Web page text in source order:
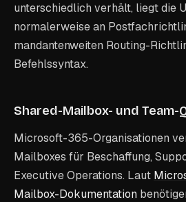
unterschiedlich verhält, liegt die
normalerweise an
mandantenweiten Routing-
Befehlssyntax.
Shared-Mailbox- und
Microsoft-365-Organisationen
Mailboxes für Beschaffung,
Executive Operations. Laut
Mailbox-Dokumentation